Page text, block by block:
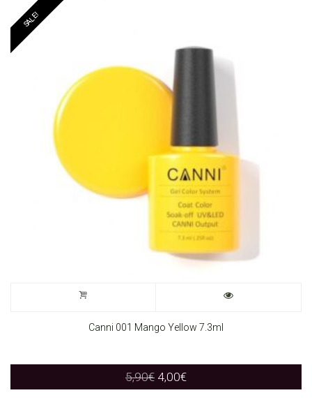
SALE!
Canni 001 Mango Yellow 7.3ml
5,90€ Original
price
4,00€Current
price